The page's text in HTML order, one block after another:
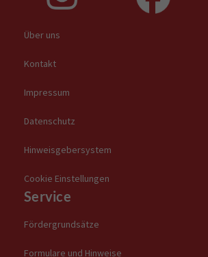
Über uns
Kontakt
Impressum
Datenschutz
Hinweisgebersystem
Cookie Einstellungen
Service
Fördergrundsätze
Formulare und Hinweise